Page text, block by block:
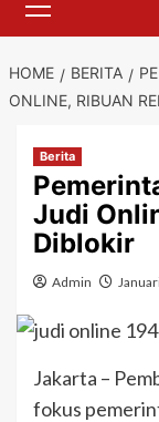
Menu
HOME BERITA
ONLINE, RIBUAN
Berita
Judi
Diblokir
Admin
Jakarta –
fokus